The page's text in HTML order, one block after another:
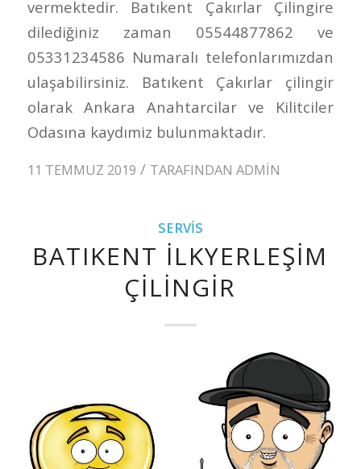
vermektedir. Batıkent Çakırlar Çilingire
dilediğiniz zaman 05544877862 ve
05331234586 Numaralı telefonlarımızdan
ulaşabilirsiniz. Batıkent Çakırlar çilingir
olarak Ankara Anahtarcilar ve Kilitciler
Odasına kaydımiz bulunmaktadır.
11 TEMMUZ 2019 / TARAFINDAN ADMIN
SERVIS
BATIKENT İLKYERLEŞIM
ÇILINGIR